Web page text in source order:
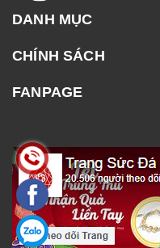
DANH MỤC
CHÍNH SÁCH
FANPAGE